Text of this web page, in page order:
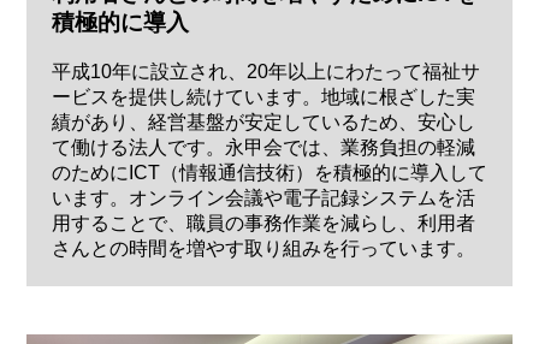
積極的に導入
平成10年に設立され、20年以上にわたって福祉サ
ービスを提供し続けています。地域に根ざした実
績があり、経営基盤が安定しているため、安心し
て働ける法人です。永甲会では、業務負担の軽減
のためにICT（情報通信技術）を積極的に導入して
います。オンライン会議や電子記録システムを活
用することで、職員の事務作業を減らし、利用者
さんとの時間を増やす取り組みを行っています。